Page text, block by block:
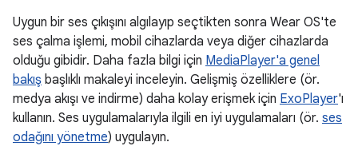
Uygun bir ses çıkışını algılayıp seçtikten sonra Wear OS'te
ses çalma işlemi, mobil cihazlarda veya diğer cihazlarda
olduğu gibidir. Daha fazla bilgi için MediaPlayer'a genel
bakış başlıklı makaleyi inceleyin. Gelişmiş özelliklere (ör.
medya akışı ve indirme) daha kolay erişmek için ExoPlayer'ı
kullanın. Ses uygulamalarıyla ilgili en iyi uygulamaları (ör. ses
odağını yönetme) uygulayın.